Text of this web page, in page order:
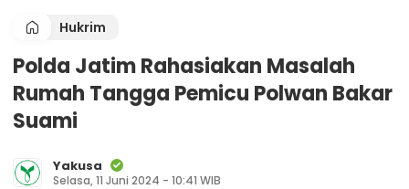
Hukrim
Polda Jatim Rahasiakan Masalah
Rumah Tangga Pemicu Polwan Bakar
Suami
Yakusa
Selasa, 11 Juni 2024 - 10:41 WIB